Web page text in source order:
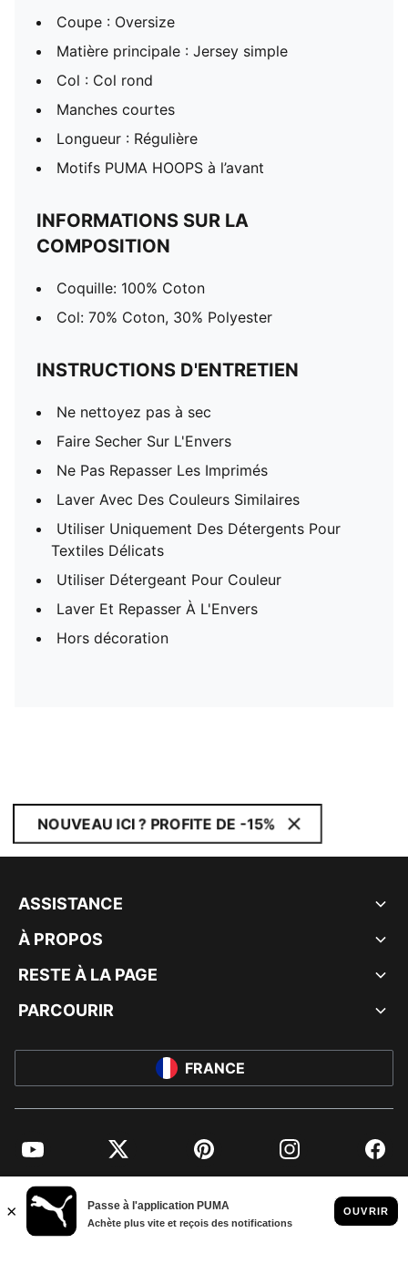
Coupe : Oversize
Matière principale : Jersey simple
Col : Col rond
Manches courtes
Longueur : Régulière
Motifs PUMA HOOPS à l’avant
INFORMATIONS SUR LA
COMPOSITION
Coquille: 100% Coton
Col: 70% Coton, 30% Polyester
INSTRUCTIONS D'ENTRETIEN
Ne nettoyez pas à sec
Faire Secher Sur L'Envers
Ne Pas Repasser Les Imprimés
Laver Avec Des Couleurs Similaires
Utiliser Uniquement Des Détergents Pour
Textiles Délicats
Utiliser Détergeant Pour Couleur
Laver Et Repasser À L'Envers
Hors décoration
NOUVEAU ICI ? PROFITE DE -15%
ASSISTANCE
À PROPOS
RESTE À LA PAGE
PARCOURIR
FRANCE
YouTube Twitter Pinterest Instagram
© PUMA EUROPE GMBH, 2026. TOUS DROITS RÉSERVÉS
MENTIONS ET DONNÉES LÉGALES